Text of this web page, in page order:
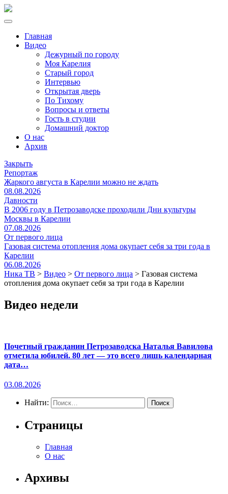
Главная
Видео
Дежурный по городу
Моя Карелия
Старый город
Интервью
Открытая дверь
По Тихому
Вопросы и ответы
Гость в студии
Домашний доктор
О нас
Архив
Закрыть
Репортаж
Жаркого августа в Карелии можно не ждать
08.08.2026
Давности
В 2006 году в Петрозаводске проходили Дни культуры
Москвы в Карелии
07.08.2026
От первого лица
Газовая система отопления дома окупает себя за три года в
Карелии
06.08.2026
Ника ТВ > Видео > От первого лица > Газовая система
отопления дома окупает себя за три года в Карелии
Видео недели
Почетный гражданин Петрозаводска Наталья Вавилова
отметила юбилей. 80 лет — это всего лишь календарная
дата…
03.08.2026
Найти:
Страницы
Главная
О нас
Архивы